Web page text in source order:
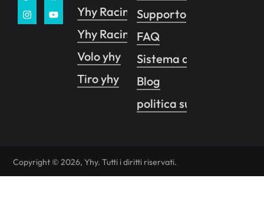
Yhy Racing VR
Yhy Racing Pro
Volo yhy
Tiro yhy
Supporto
FAQ
Sistema di controllo
Blog
politica sulla
Copyright © 2026, Yhy. Tutti i diritti riservati.